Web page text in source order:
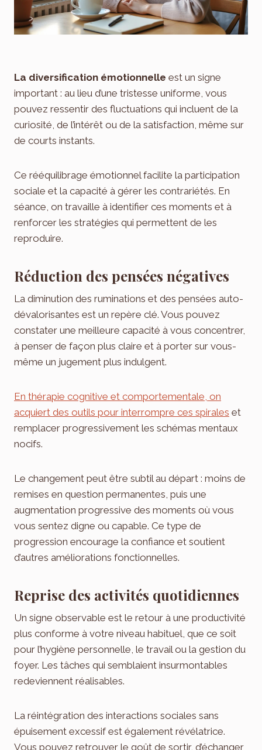
La diversification émotionnelle est un signe
important : au lieu d’une tristesse uniforme, vous
pouvez ressentir des fluctuations qui incluent de la
curiosité, de l’intérêt ou de la satisfaction, même sur
de courts instants.
Ce rééquilibrage émotionnel facilite la participation
sociale et la capacité à gérer les contrariétés. En
séance, on travaille à identifier ces moments et à
renforcer les stratégies qui permettent de les
reproduire.
Réduction des pensées négatives
La diminution des ruminations et des pensées auto-
dévalorisantes est un repère clé. Vous pouvez
constater une meilleure capacité à vous concentrer,
à penser de façon plus claire et à porter sur vous-
même un jugement plus indulgent.
En thérapie cognitive et comportementale, on
acquiert des outils pour interrompre ces spirales et
remplacer progressivement les schémas mentaux
nocifs.
Le changement peut être subtil au départ : moins de
remises en question permanentes, puis une
augmentation progressive des moments où vous
vous sentez digne ou capable. Ce type de
progression encourage la confiance et soutient
d’autres améliorations fonctionnelles.
Reprise des activités quotidiennes
Un signe observable est le retour à une productivité
plus conforme à votre niveau habituel, que ce soit
pour l’hygiène personnelle, le travail ou la gestion du
foyer. Les tâches qui semblaient insurmontables
redeviennent réalisables.
La réintégration des interactions sociales sans
épuisement excessif est également révélatrice.
Vous pouvez retrouver le goût de sortir, d’échanger